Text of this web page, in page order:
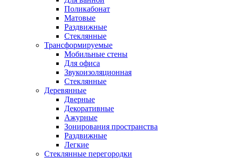
Поликабонат
Матовые
Раздвижные
Стеклянные
Трансформируемые
Мобильные стены
Для офиса
Звукоизоляционная
Стеклянные
Деревянные
Дверные
Декоративные
Ажурные
Зонирования пространства
Раздвижные
Легкие
Стеклянные перегородки